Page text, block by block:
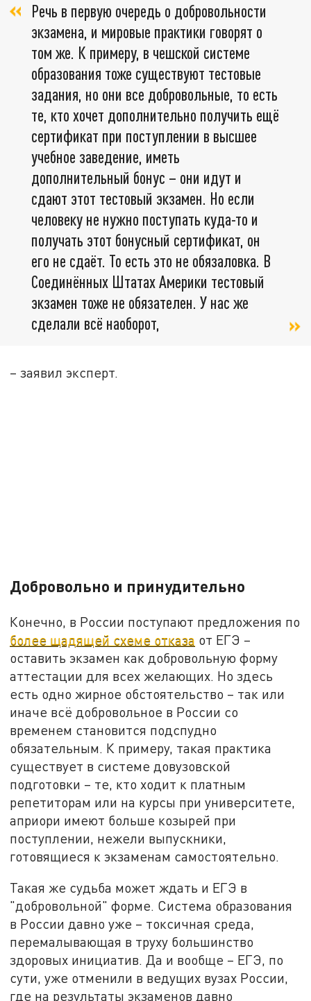
Речь в первую очередь о добровольности
экзамена, и мировые практики говорят о
том же. К примеру, в чешской системе
образования тоже существуют тестовые
задания, но они все добровольные, то есть
те, кто хочет дополнительно получить ещё
сертификат при поступлении в высшее
учебное заведение, иметь
дополнительный бонус – они идут и
сдают этот тестовый экзамен. Но если
человеку не нужно поступать куда-то и
получать этот бонусный сертификат, он
его не сдаёт. То есть это не обязаловка. В
Соединённых Штатах Америки тестовый
экзамен тоже не обязателен. У нас же
сделали всё наоборот,
– заявил эксперт.
Добровольно и принудительно
Конечно, в России поступают предложения по
более щадящей схеме отказа от ЕГЭ –
оставить экзамен как добровольную форму
аттестации для всех желающих. Но здесь
есть одно жирное обстоятельство – так или
иначе всё добровольное в России со
временем становится подспудно
обязательным. К примеру, такая практика
существует в системе довузовской
подготовки – те, кто ходит к платным
репетиторам или на курсы при университете,
априори имеют больше козырей при
поступлении, нежели выпускники,
готовящиеся к экзаменам самостоятельно.
Такая же судьба может ждать и ЕГЭ в
"добровольной" форме. Система образования
в России давно уже – токсичная среда,
перемалывающая в труху большинство
здоровых инициатив. Да и вообще – ЕГЭ, по
сути, уже отменили в ведущих вузах России,
где на результаты экзаменов давно